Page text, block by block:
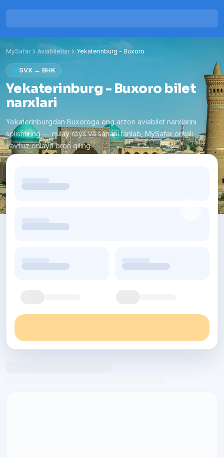
MySafar Aviabiletlar Yekaterinburg - Buxoro
SVX → BHK
Yekaterinburg - Buxoro bilet
narxlari
Yekaterinburgdan Buxoroga eng arzon aviabilet narxlarini
solishtiring — qulay reys va sanani tanlab, MySafar orqali
xavfsiz onlayn bron qiling.